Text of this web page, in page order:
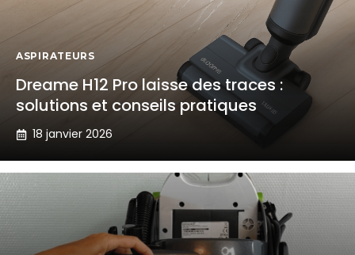
ASPIRATEURS
Dreame H12 Pro laisse des traces :
solutions et conseils pratiques
18 janvier 2026